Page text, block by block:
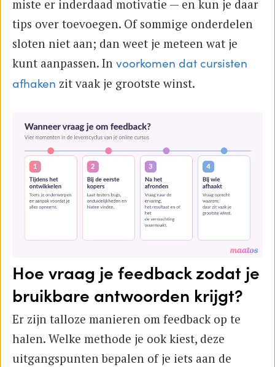
miste er inderdaad motivatie — en kun je daar
tips over toevoegen. Of sommige onderdelen
sloten niet aan; dan weet je meteen wat je
kunt aanpassen. In voorkomen dat cursisten
afhaken zit vaak je grootste winst.
Hoe vraag je feedback zodat je
bruikbare antwoorden krijgt?
Er zijn talloze manieren om feedback op te
halen. Welke methode je ook kiest, deze
uitgangspunten bepalen of je iets aan de